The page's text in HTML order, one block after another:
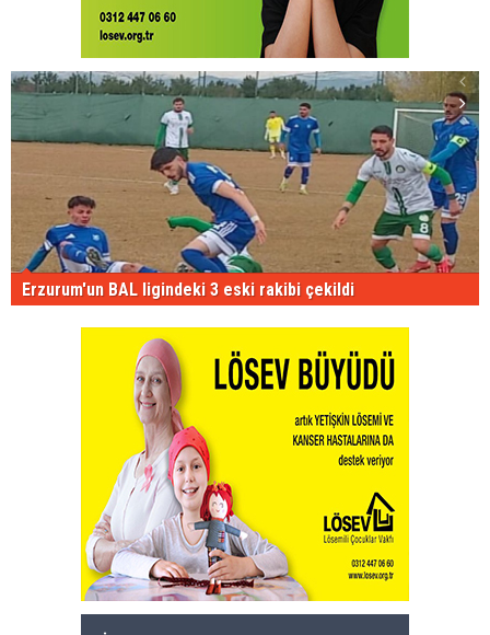
Erzurum'un BAL ligindeki 3 eski rakibi çekildi